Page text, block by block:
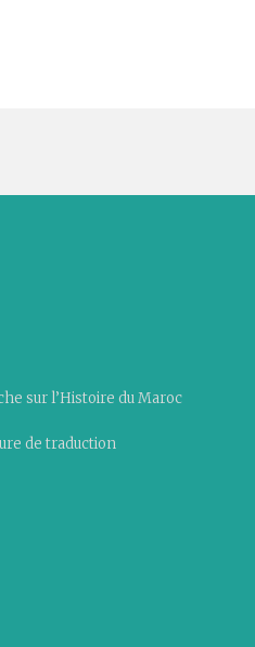
sur l’Histoire du Maroc
de traduction